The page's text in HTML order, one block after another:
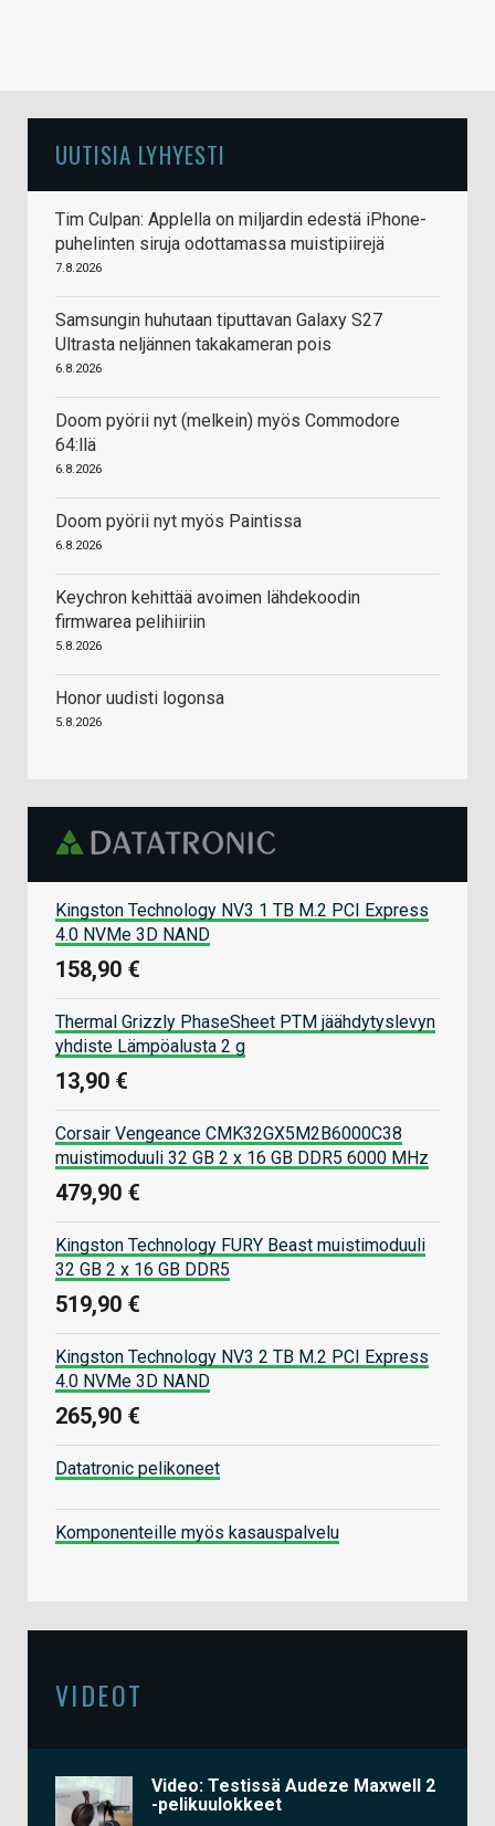
UUTISIA LYHYESTI
Tim Culpan: Applella on miljardin edestä iPhone-
puhelinten siruja odottamassa muistipiirejä
7.8.2026
Samsungin huhutaan tiputtavan Galaxy S27
Ultrasta neljännen takakameran pois
6.8.2026
Doom pyörii nyt (melkein) myös Commodore
64:llä
6.8.2026
Doom pyörii nyt myös Paintissa
6.8.2026
Keychron kehittää avoimen lähdekoodin
firmwarea pelihiiriin
5.8.2026
Honor uudisti logonsa
5.8.2026
Kingston Technology NV3 1 TB M.2 PCI Express
4.0 NVMe 3D NAND
158,90 €
Thermal Grizzly PhaseSheet PTM jäähdytyslevyn
yhdiste Lämpöalusta 2 g
13,90 €
Corsair Vengeance CMK32GX5M2B6000C38
muistimoduuli 32 GB 2 x 16 GB DDR5 6000 MHz
479,90 €
Kingston Technology FURY Beast muistimoduuli
32 GB 2 x 16 GB DDR5
519,90 €
Kingston Technology NV3 2 TB M.2 PCI Express
4.0 NVMe 3D NAND
265,90 €
Datatronic pelikoneet
Komponenteille myös kasauspalvelu
VIDEOT
Video: Testissä Audeze Maxwell 2
-pelikuulokkeet